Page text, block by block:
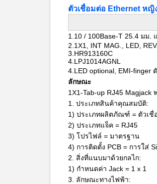
ตัวเชื่อมต่อ Ethernet หญิ
1.10 / 100Base-T 25.4 มม.
2.1X1, INT MAG., LED,
3.HR913160C
4.LPJ1014AGNL
4.LED optional, EMI-finger
ลักษณะ
1X1-Tab-up RJ45 Magjack
1. ประเภทสินค้าคุณสมบัติ:
1) ประเภทผลิตภัณฑ์ = ตัวเชื่
2) ประเภทแจ็ค = RJ45
3) โปรไฟล์ = มาตรฐาน
4) การติดตั้ง PCB = การใส่
2. สิ่งที่แนบมาด้วยกลไก:
1) กำหนดค่า Jack = 1 x 1
3. ลักษณะทางไฟฟ้า: